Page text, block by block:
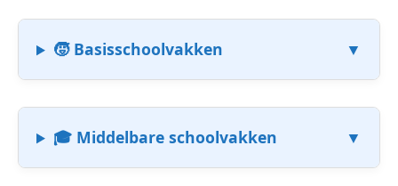
🧒 Basisschoolvakken
🎓 Middelbare schoolvakken